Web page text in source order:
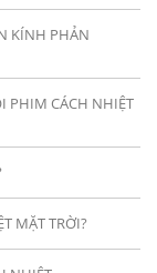
KÍNH PHẢN
PHIM CÁCH NHIỆT
MẶT TRỜI?